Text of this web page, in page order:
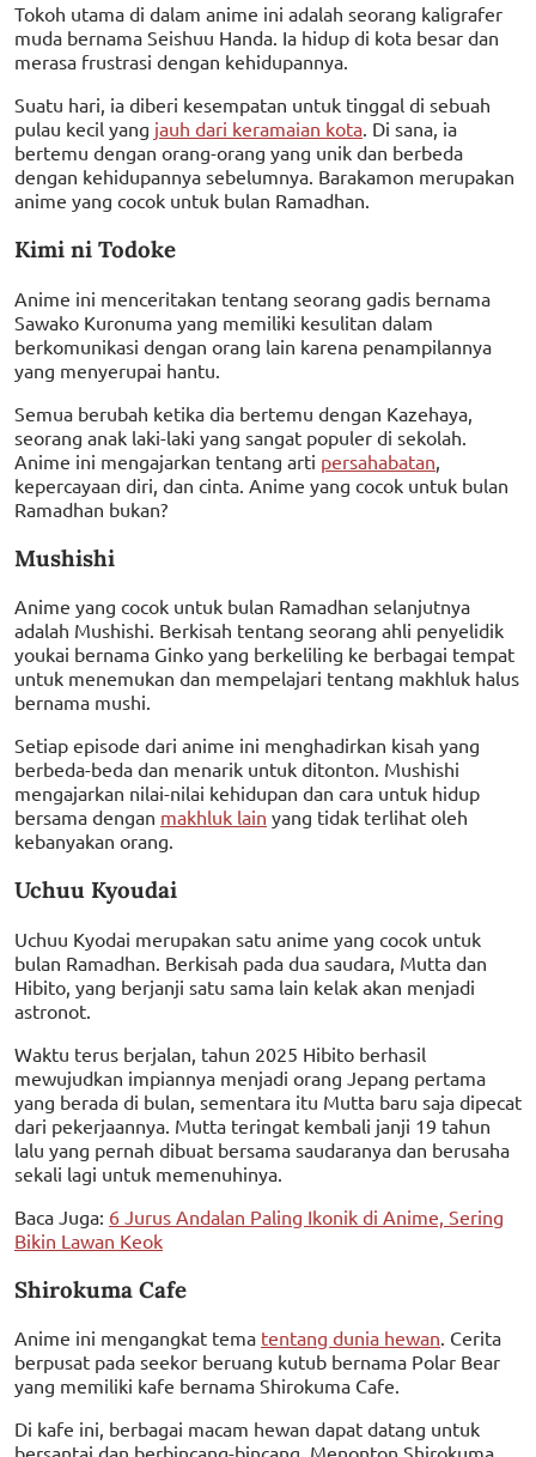
Tokoh utama di dalam anime ini adalah seorang kaligrafer
muda bernama Seishuu Handa. Ia hidup di kota besar dan
merasa frustrasi dengan kehidupannya.
Suatu hari, ia diberi kesempatan untuk tinggal di sebuah
pulau kecil yang jauh dari keramaian kota. Di sana, ia
bertemu dengan orang-orang yang unik dan berbeda
dengan kehidupannya sebelumnya. Barakamon merupakan
anime yang cocok untuk bulan Ramadhan.
Kimi ni Todoke
Anime ini menceritakan tentang seorang gadis bernama
Sawako Kuronuma yang memiliki kesulitan dalam
berkomunikasi dengan orang lain karena penampilannya
yang menyerupai hantu.
Semua berubah ketika dia bertemu dengan Kazehaya,
seorang anak laki-laki yang sangat populer di sekolah.
Anime ini mengajarkan tentang arti persahabatan
kepercayaan diri, dan cinta. Anime yang cocok untuk bulan
Ramadhan bukan?
Mushishi
Anime yang cocok untuk bulan Ramadhan selanjutnya
adalah Mushishi. Berkisah tentang seorang ahli penyelidik
youkai bernama Ginko yang berkeliling ke berbagai tempat
untuk menemukan dan mempelajari tentang makhluk halus
bernama mushi.
Setiap episode dari anime ini menghadirkan kisah yang
berbeda-beda dan menarik untuk ditonton. Mushishi
mengajarkan nilai-nilai kehidupan dan cara untuk hidup
bersama dengan makhluk lain yang tidak terlihat oleh
kebanyakan orang.
Uchuu Kyoudai
Uchuu Kyodai merupakan satu anime yang cocok untuk
bulan Ramadhan. Berkisah pada dua saudara, Mutta dan
Hibito, yang berjanji satu sama lain kelak akan menjadi
astronot.
Waktu terus berjalan, tahun 2025 Hibito berhasil
mewujudkan impiannya menjadi orang Jepang pertama
yang berada di bulan, sementara itu Mutta baru saja dipecat
dari pekerjaannya. Mutta teringat kembali janji 19 tahun
lalu yang pernah dibuat bersama saudaranya dan berusaha
sekali lagi untuk memenuhinya.
Baca Juga: 6 Jurus Andalan Paling Ikonik di Anime, Sering
Bikin Lawan Keok
Shirokuma Cafe
Anime ini mengangkat tema tentang dunia hewan. Cerita
berpusat pada seekor beruang kutub bernama Polar Bear
yang memiliki kafe bernama Shirokuma Cafe.
Di kafe ini, berbagai macam hewan dapat datang untuk